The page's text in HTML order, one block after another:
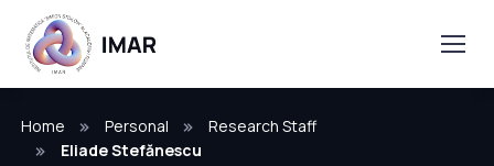
Home Personal
Research Staff
Eliade Stefănescu